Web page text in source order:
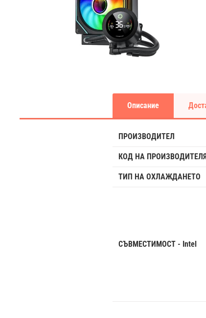
Описание
ПРОИЗВОДИТЕЛ
КОД НА
ТИП НА ОХЛАЖДАНЕТО
СЪВМЕСТИМОСТ - Intel